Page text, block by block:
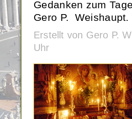
Gedanken zum
Gero P. Weishaupt.
Erstellt von Gero P.
Uhr